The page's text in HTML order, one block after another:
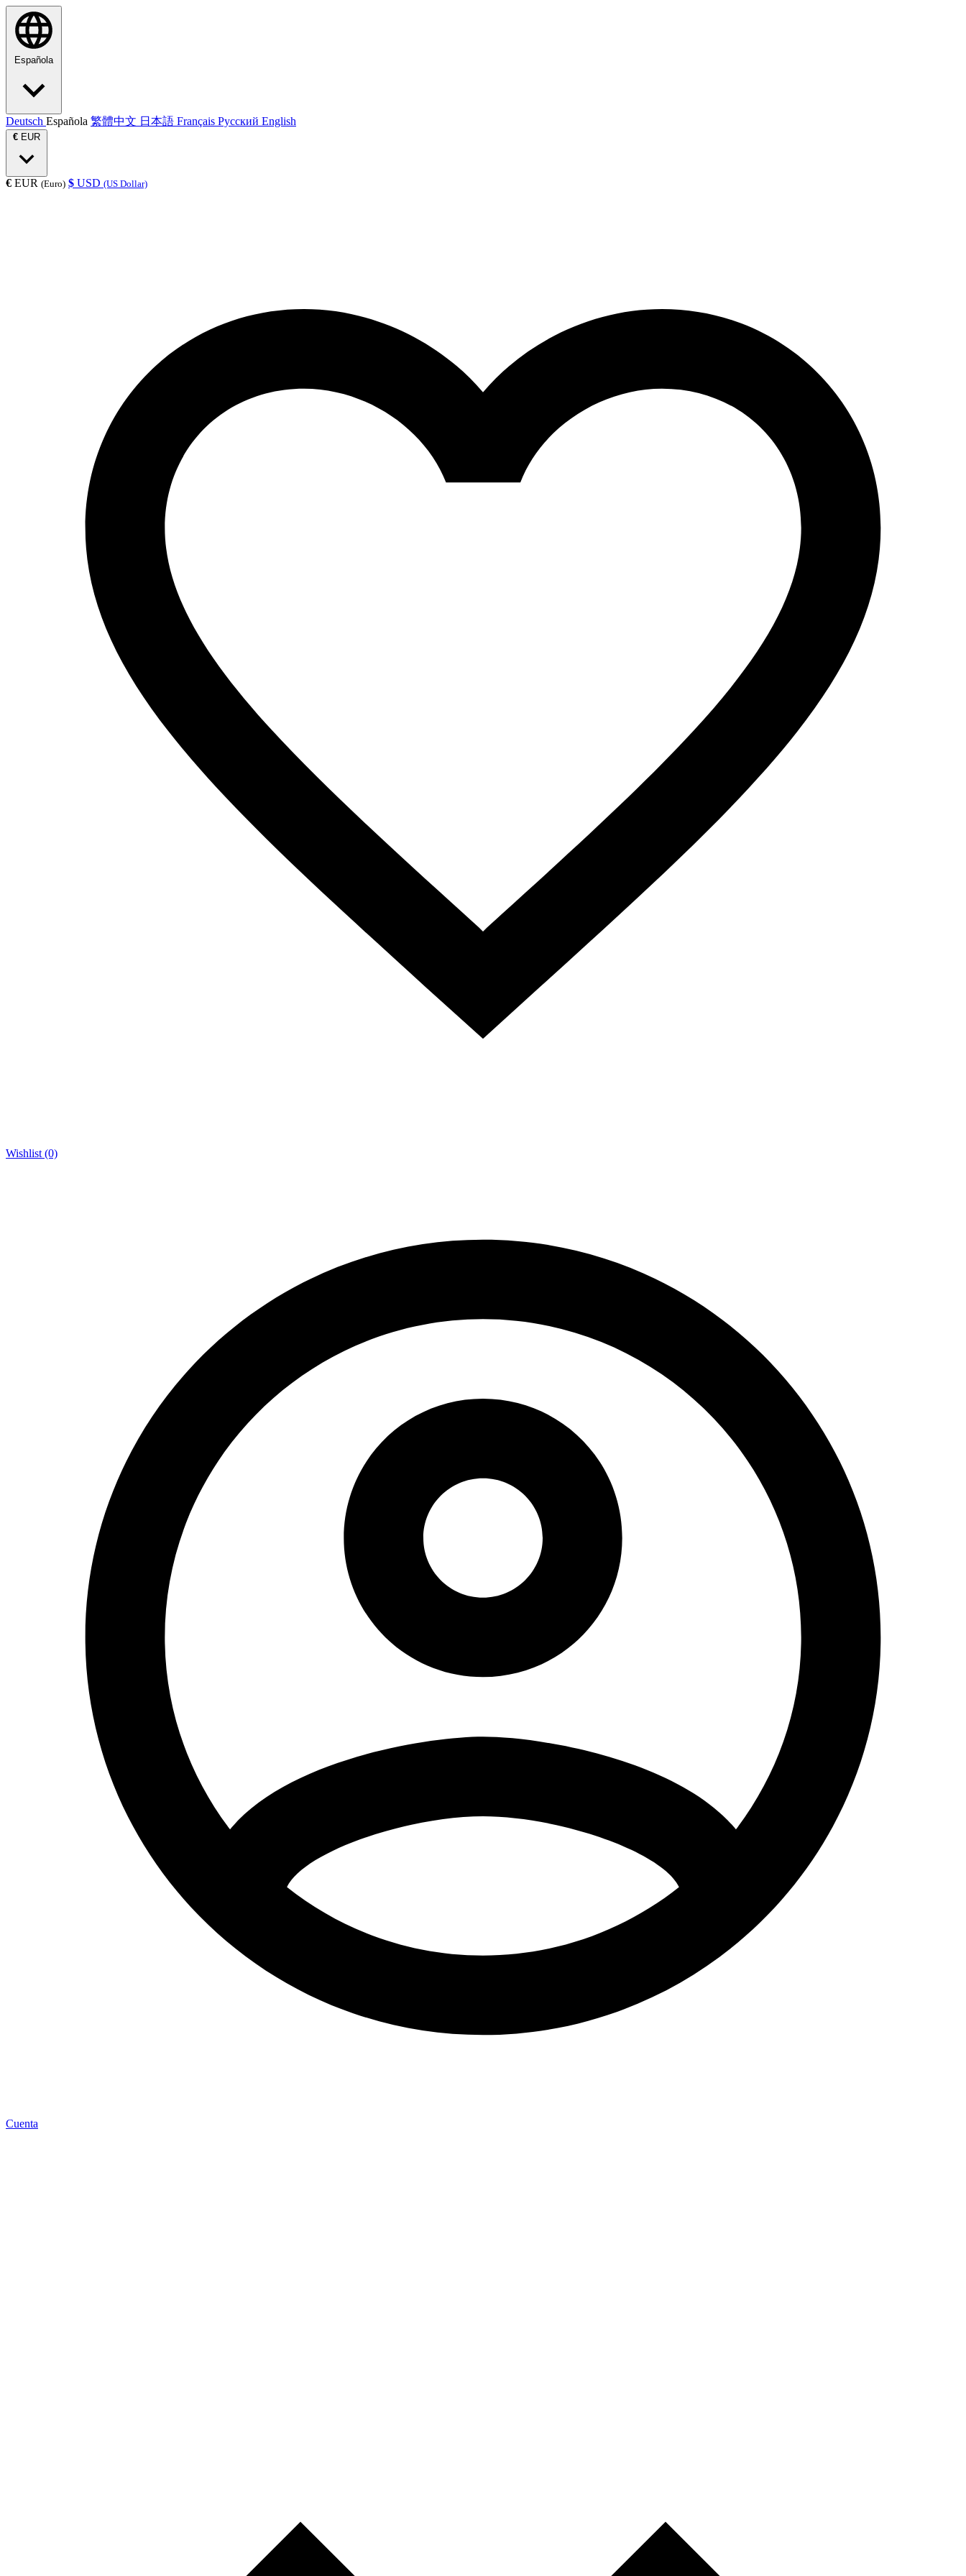
Española
Deutsch Española 繁體中文 日本語 Français Русский English
€ EUR
€ EUR (Euro) $ USD (US Dollar)
Wishlist (0)
Cuenta